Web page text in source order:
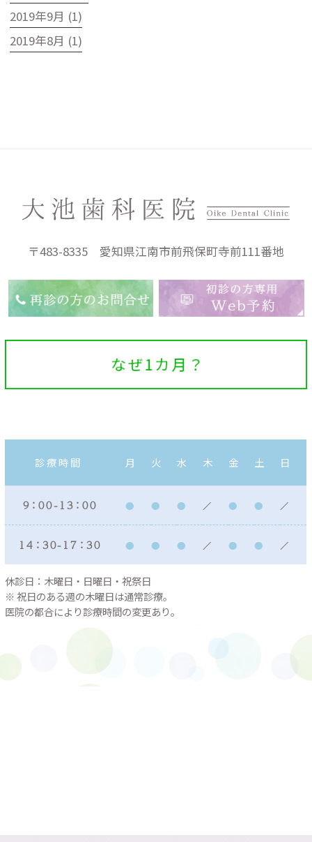
2019年9月 (1)
2019年8月 (1)
〒483-8335 愛知県江南市前飛保町寺前111番地
診療時間 月 火 水 木 金 土 日
９：００ - １３：００
１４：３０ - １７：３０
休診日：木曜日・日曜日・祝祭日
※ 祝日のある週の木曜日は通常診療。
医院の都合により診療時間の変更あり。